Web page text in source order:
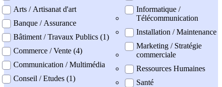
Arts / Artisanat d'art
Banque / Assurance
Bâtiment / Travaux Publics (1)
Commerce / Vente (4)
Communication / Multimédia
Conseil / Etudes (1)
Informatique /
Télécommunication
Installation / Maintenance
Marketing / Stratégie
commerciale
Ressources Humaines
Santé